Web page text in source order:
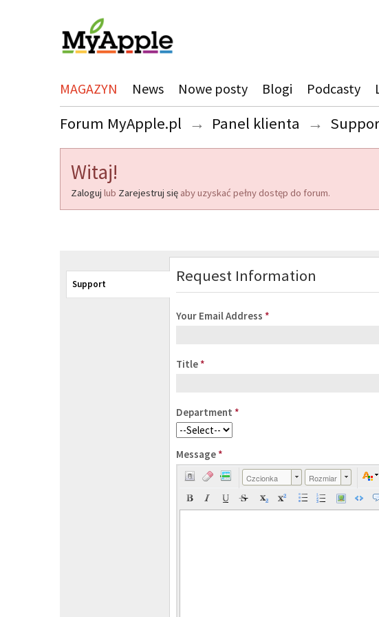
MAGAZYN News Nowe posty Blogi Podcasty
Forum MyApple.pl → Panel klienta →
Witaj!
Zaloguj lub Zarejestruj się aby uzyskać pełny dostęp do forum.
Support Request Information
Your Email Address *
Title *
Department *
Message *
Czcionka Rozmiar